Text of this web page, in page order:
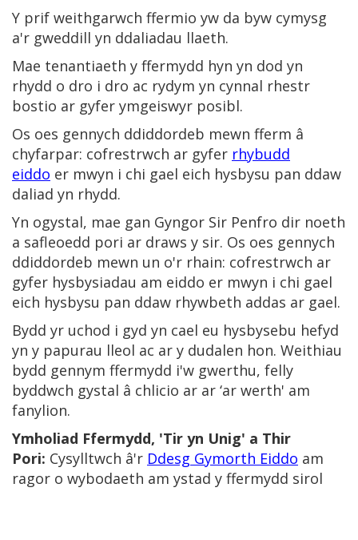
Y prif weithgarwch ffermio yw da byw cymysg
a'r gweddill yn ddaliadau llaeth.
Mae tenantiaeth y ffermydd hyn yn dod yn
rhydd o dro i dro ac rydym yn cynnal rhestr
bostio ar gyfer ymgeiswyr posibl.
Os oes gennych ddiddordeb mewn fferm â
chyfarpar: cofrestrwch ar gyfer rhybudd
eiddo er mwyn i chi gael eich hysbysu pan ddaw
daliad yn rhydd.
Yn ogystal, mae gan Gyngor Sir Penfro dir noeth
a safleoedd pori ar draws y sir. Os oes gennych
ddiddordeb mewn un o'r rhain: cofrestrwch ar
gyfer hysbysiadau am eiddo er mwyn i chi gael
eich hysbysu pan ddaw rhywbeth addas ar gael.
Bydd yr uchod i gyd yn cael eu hysbysebu hefyd
yn y papurau lleol ac ar y dudalen hon. Weithiau
bydd gennym ffermydd i'w gwerthu, felly
byddwch gystal â chlicio ar ar ‘ar werth' am
fanylion.
Ymholiad Ffermydd, 'Tir yn Unig' a Thir
Pori: Cysylltwch â'r Ddesg Gymorth Eiddo am
ragor o wybodaeth am ystad y ffermydd sirol